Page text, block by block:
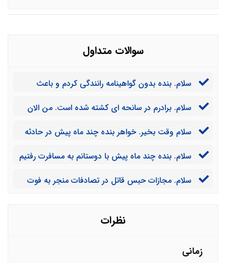
سوالات متداول
سلام. بنده بدون گواهینامه رانندگی کردم و باعث
سلام. برادرم در سانحه ای کشته شده است. من الان
سلام وقت بخیر. خواهر بنده چند ماه پیش در حادثه
سلام. بنده چند ماه پیش با دوستانم به مسافرت رفتیم
یک نفر از دوستانم فوت شد. اکنون من باید دیه بدهم یا
سلام. مجازات حبس قاتل در تصادفات منجر به فوت
نظرات
زمانی